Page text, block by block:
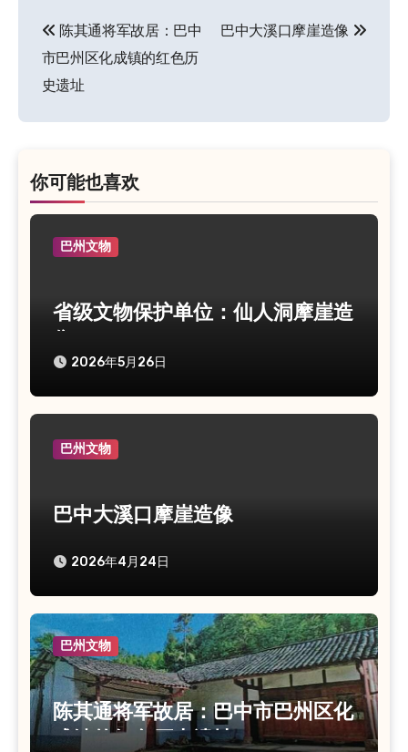
文
章
导
航
陈其通将军故居：巴中
市巴州区化成镇的红色历
史遗址
巴中大溪口摩崖造像
你可能也喜欢
巴州文物
省级文物保护单位：仙人洞摩崖造
2026年5月26日
巴州文物
巴中大溪口摩崖造像
2026年4月24日
巴州文物
陈其通将军故居：巴中市巴州区化
成镇的红色历史遗址